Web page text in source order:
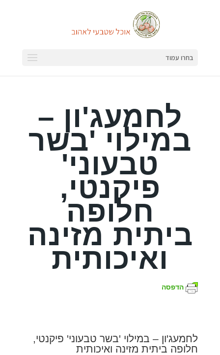
בחרו עמוד
לחמעג'ון –
במילוי 'בשר
טבעוני'
פיקנטי,
חלופה
ביתית מזינה
ואיכותית
הדפסה
לחמעג'ון – במילוי 'בשר טבעוני' פיקנטי,
חלופה ביתית מזינה ואיכותית